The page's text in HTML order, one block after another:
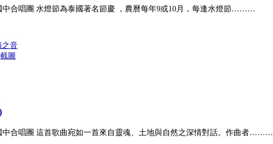
合唱團 水燈節為泰國著名節慶 ，農曆每年9或10月，每逢水燈節………
之音
合唱團 這首歌曲宛如一首來自靈魂、土地與自然之深情對話。作曲者………